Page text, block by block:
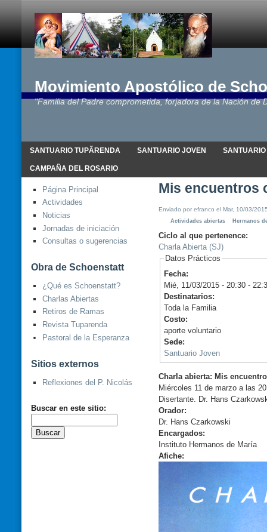
Movimiento Apostólico de
"Familia del Padre comprometida, forjadora de la Nación de
SANTUARIO TUPÃRENDA SANTUARIO JOVEN
CAMPAÑA DEL ROSARIO
Página Principal
Actividades
Noticias
Jornadas de iniciación
Consultas o sugerencias
Obra de Schoenstatt
¿Qué es Schoenstatt?
Charlas Abiertas
Retiros de Ramas
Revista Tuparenda
Pastoral de la Esperanza
Sitios externos
Reflexiones del P. Nicolás
Buscar en este sitio:
Mis encuentros
Enviado por efranco el Mar, 10/03/
Actividades abiertas
Hermanos
Ciclo al que pertenence:
Charla Abierta (SJ)
Datos Prácticos
Fecha:
Mié, 11/03/2015 - 20:30 -
Destinatarios:
Toda la Familia
Costo:
aporte voluntario
Sede:
Santuario Joven
Charla abierta: Mis
Miércoles 11 de marzo a las
Disertante. Dr. Hans
Orador:
Dr. Hans Czarkowski
Encargados:
Instituto Hermanos de María
Afiche: